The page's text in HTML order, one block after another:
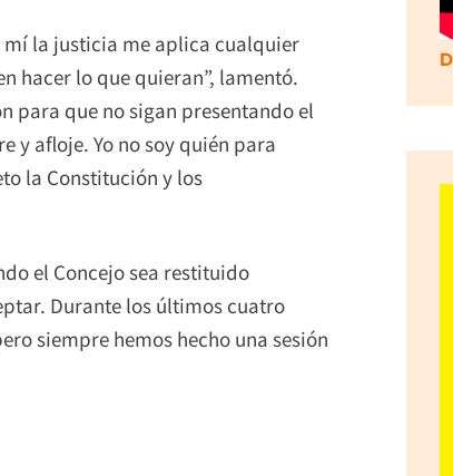
mí la justicia me aplica cualquier
hacer lo que quieran”, lamentó.
para que no sigan presentando el
y afloje. Yo no soy quién para
la Constitución y los
el Concejo sea restituido
Durante los últimos cuatro
siempre hemos hecho una sesión